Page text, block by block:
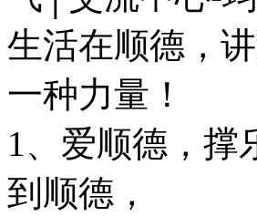
生活在顺德，
一种力量！
1、爱顺德，撑
到顺德，